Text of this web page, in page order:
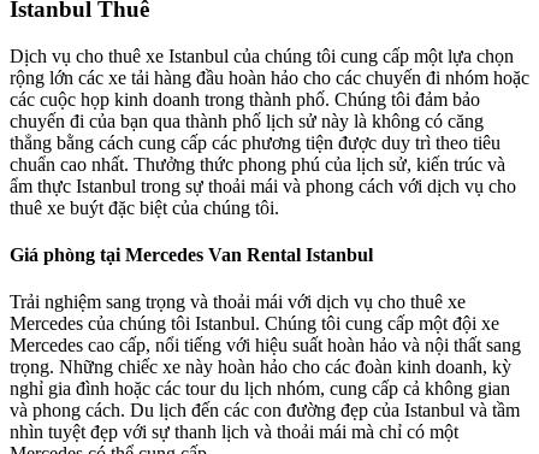
Istanbul Thuê
Dịch vụ cho thuê xe Istanbul của chúng tôi cung cấp một lựa chọn
rộng lớn các xe tải hàng đầu hoàn hảo cho các chuyến đi nhóm hoặc
các cuộc họp kinh doanh trong thành phố. Chúng tôi đảm bảo
chuyến đi của bạn qua thành phố lịch sử này là không có căng
thẳng bằng cách cung cấp các phương tiện được duy trì theo tiêu
chuẩn cao nhất. Thưởng thức phong phú của lịch sử, kiến trúc và
ẩm thực Istanbul trong sự thoải mái và phong cách với dịch vụ cho
thuê xe buýt đặc biệt của chúng tôi.
Giá phòng tại Mercedes Van Rental Istanbul
Trải nghiệm sang trọng và thoải mái với dịch vụ cho thuê xe
Mercedes của chúng tôi Istanbul. Chúng tôi cung cấp một đội xe
Mercedes cao cấp, nổi tiếng với hiệu suất hoàn hảo và nội thất sang
trọng. Những chiếc xe này hoàn hảo cho các đoàn kinh doanh, kỳ
nghỉ gia đình hoặc các tour du lịch nhóm, cung cấp cả không gian
và phong cách. Du lịch đến các con đường đẹp của Istanbul và tầm
nhìn tuyệt đẹp với sự thanh lịch và thoải mái mà chỉ có một